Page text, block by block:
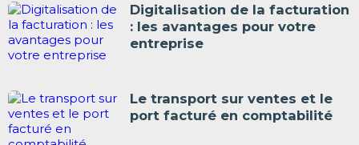
Digitalisation de la facturation
: les avantages pour votre
entreprise
Le transport sur ventes et le
port facturé en comptabilité